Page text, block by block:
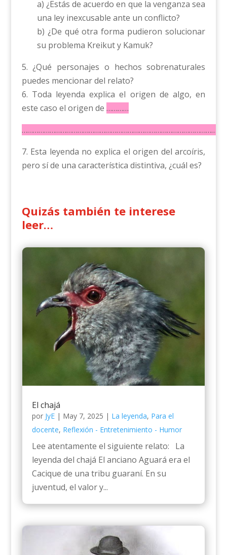
a) ¿Estás de acuerdo en que la venganza sea
una ley inexcusable ante un conflicto?
b) ¿De qué otra forma pudieron solucionar
su problema Kreikut y Kamuk?
5. ¿Qué personajes o hechos sobrenaturales
puedes mencionar del relato?
6. Toda leyenda explica el origen de algo, en
este caso el origen de …………
……………………………………………………………………………………………..
7. Esta leyenda no explica el origen del arcoíris,
pero sí de una característica distintiva, ¿cuál es?
Quizás también te interese
leer…
El chajá
por JyE| May 7, 2025 | La leyenda, Para el
docente, Reflexión - Entretenimiento - Humor
Lee atentamente el siguiente relato: La
leyenda del chajá El anciano Aguará era el
Cacique de una tribu guaraní. En su
juventud, el valor y...